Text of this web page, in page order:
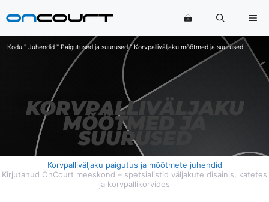
to
Kodu " Juhendid " Paigutused ja suurused" Korvpalliväljaku mõõtmed ja suurused
KORVPALLIVÄLJAKU
MÕÕTMED JA
SUURUSED
Korvpalliväljaku paigutus ja mõõtmete juhendid
Kirjutanud OnCourt meeskond – spetsialistid väljakute disainis, katetes
ja korvpallikorvides